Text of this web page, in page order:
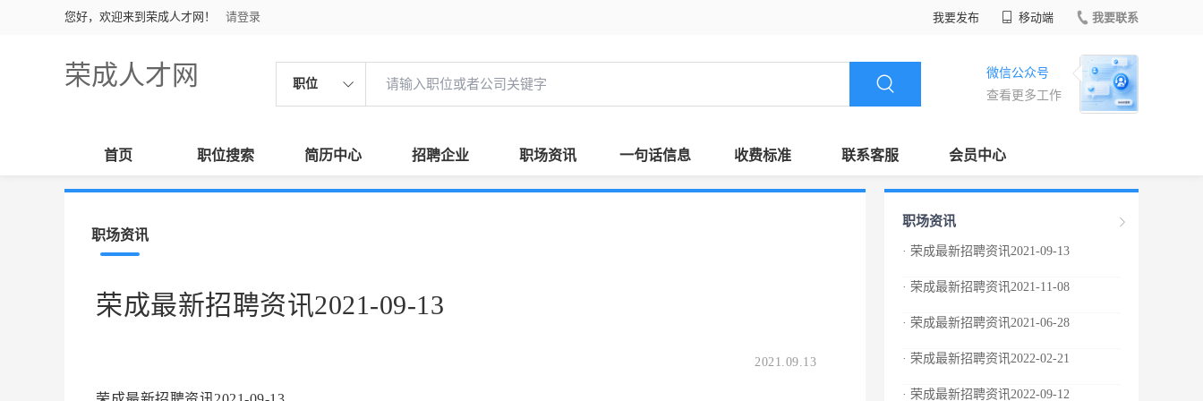
您好，欢迎来到荣成人才网！ 请登录 我要发布 移动端 我要联系
荣成人才网 职位
微信公众号
查看更多工作
首页 职位搜索 简历中心 招聘企业 职场资讯 一句话信息 收费标准 联系客服 会员中心
职场资讯
荣成最新招聘资讯2021-09-13
2021.09.13
职场资讯
· 荣成最新招聘资讯2021-09-13
· 荣成最新招聘资讯2021-11-08
· 荣成最新招聘资讯2021-06-28
· 荣成最新招聘资讯2022-02-21
· 荣成最新招聘资讯2022-09-12